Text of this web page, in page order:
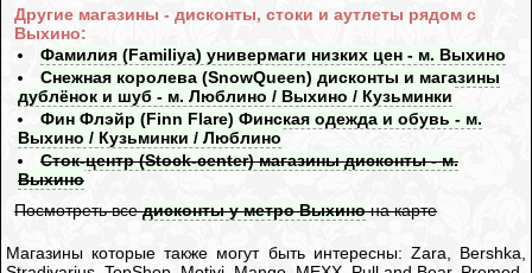
Другие магазины - дисконты, стоки и аутлеты рядом с
Выхино:
Фамилия (Familiya) универмаги низких цен - м. Выхино
Снежная королева (SnowQueen) дисконты и магазины
дублёнок и шуб - м. Люблино / Выхино / Кузьминки
Фин Флэйр (Finn Flare) Финская одежда и обувь - м.
Выхино / Кузьминки / Люблино
Сток-центр (Stock-center) магазины дисконты - м.
Выхино
Посмотреть вседисконты у метро Выхинона карте
Магазины которые также могут быть интересны: Zara, Bershka,